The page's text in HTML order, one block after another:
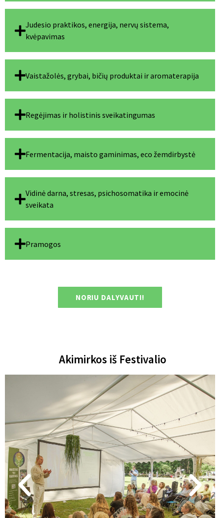
Judesio praktikos, energija, nervų sistema,
kvėpavimas
Vaistažolės, grybai, bičių produktai ir aromaterapija
Regėjimas ir holistinis sveikatingumas
Fermentacija, maisto gaminimas, eco žemdirbystė
Vidinė darna, stresas, psichosomatika ir emocinė
sveikata
Pramogos
NORIU DALYVAUTI!
Akimirkos iš Festivalio